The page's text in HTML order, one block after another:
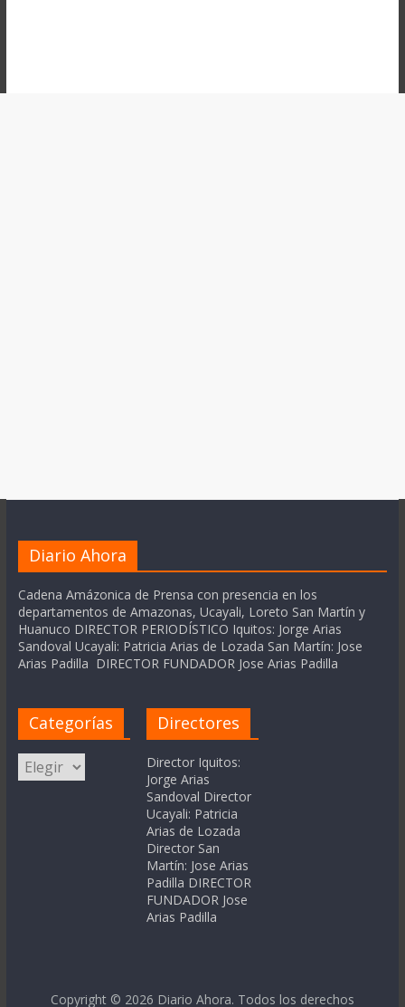
Diario Ahora
Cadena Amázonica de Prensa con presencia en los
departamentos de Amazonas, Ucayali, Loreto San Martín y
Huanuco DIRECTOR PERIODÍSTICO Iquitos: Jorge Arias
Sandoval Ucayali: Patricia Arias de Lozada San Martín: Jose
Arias Padilla DIRECTOR FUNDADOR Jose Arias Padilla
Categorías
Categorías
Directores
Director Iquitos:
Jorge Arias
Sandoval Director
Ucayali: Patricia
Arias de Lozada
Director San
Martín: Jose Arias
Padilla DIRECTOR
FUNDADOR Jose
Arias Padilla
Copyright © 2026 Diario Ahora. Todos los derechos